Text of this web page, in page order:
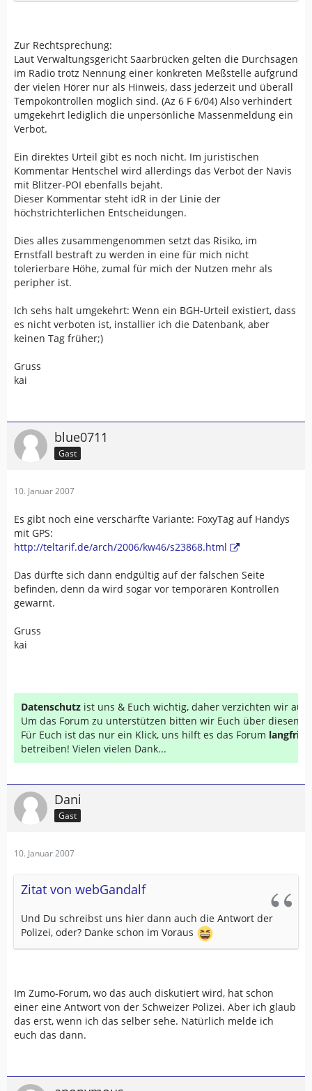
Zur Rechtsprechung:
Laut Verwaltungsgericht Saarbrücken gelten die Durchsagen
im Radio trotz Nennung einer konkreten Meßstelle aufgrund
der vielen Hörer nur als Hinweis, dass jederzeit und überall
Tempokontrollen möglich sind. (Az 6 F 6/04) Also verhindert
umgekehrt lediglich die unpersönliche Massenmeldung ein
Verbot.
Ein direktes Urteil gibt es noch nicht. Im juristischen
Kommentar Hentschel wird allerdings das Verbot der Navis
mit Blitzer-POI ebenfalls bejaht.
Dieser Kommentar steht idR in der Linie der
höchstrichterlichen Entscheidungen.
Dies alles zusammengenommen setzt das Risiko, im
Ernstfall bestraft zu werden in eine für mich nicht
tolerierbare Höhe, zumal für mich der Nutzen mehr als
peripher ist.
Ich sehs halt umgekehrt: Wenn ein BGH-Urteil existiert, dass
es nicht verboten ist, installier ich die Datenbank, aber
keinen Tag früher;)
Gruss
kai
blue0711
Gast
10. Januar 2007
Es gibt noch eine verschärfte Variante: FoxyTag auf Handys
mit GPS:
http://teltarif.de/arch/2006/kw46/s23868.html
Das dürfte sich dann endgültig auf der falschen Seite
befinden, denn da wird sogar vor temporären Kontrollen
gewarnt.
Gruss
kai
Datenschutz ist uns & Euch wichtig, daher verzichten wir auf
Um das Forum zu unterstützen bitten wir Euch über diesen
Für Euch ist das nur ein Klick, uns hilft es das Forum
betreiben! Vielen vielen Dank...
Dani
Gast
10. Januar 2007
Zitat von webGandalf
Und Du schreibst uns hier dann auch die Antwort der
Polizei, oder? Danke schon im Voraus
Im Zumo-Forum, wo das auch diskutiert wird, hat schon
einer eine Antwort von der Schweizer Polizei. Aber ich glaub
das erst, wenn ich das selber sehe. Natürlich melde ich
euch das dann.